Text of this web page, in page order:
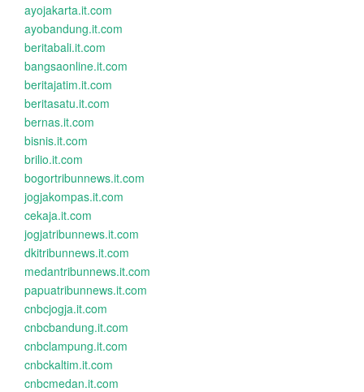
ayojakarta.it.com
ayobandung.it.com
beritabali.it.com
bangsaonline.it.com
beritajatim.it.com
beritasatu.it.com
bernas.it.com
bisnis.it.com
brilio.it.com
bogortribunnews.it.com
jogjakompas.it.com
cekaja.it.com
jogjatribunnews.it.com
dkitribunnews.it.com
medantribunnews.it.com
papuatribunnews.it.com
cnbcjogja.it.com
cnbcbandung.it.com
cnbclampung.it.com
cnbckaltim.it.com
cnbcmedan.it.com